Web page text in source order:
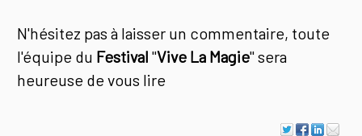
N'hésitez pas à laisser un commentaire, toute
l'équipe du Festival "Vive La Magie" sera
heureuse de vous lire